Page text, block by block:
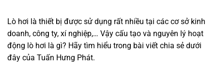
Lò hơi là thiết bị được sử dụng rất nhiều tại các cơ sở kinh
doanh, công ty, xí nghiệp,… Vậy cấu tạo và nguyên lý hoạt
động lò hơi là gì? Hãy tìm hiểu trong bài viết chia sẻ dưới
đây của Tuấn Hưng Phát.